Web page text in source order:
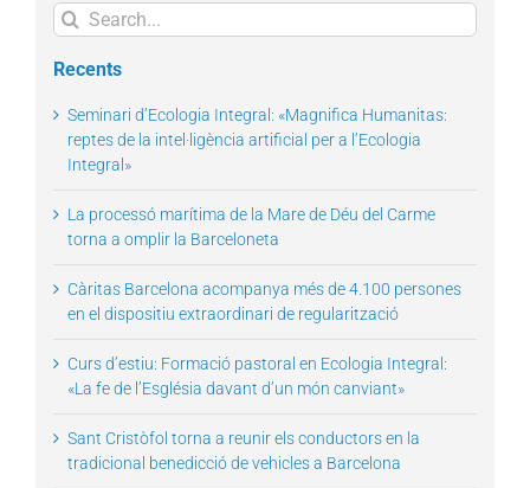
Search
for:
Recents
Seminari d’Ecologia Integral: «Magnifica Humanitas:
reptes de la intel·ligència artificial per a l’Ecologia
Integral»
La processó marítima de la Mare de Déu del Carme
torna a omplir la Barceloneta
Càritas Barcelona acompanya més de 4.100 persones
en el dispositiu extraordinari de regularització
Curs d’estiu: Formació pastoral en Ecologia Integral:
«La fe de l’Església davant d’un món canviant»
Sant Cristòfol torna a reunir els conductors en la
tradicional benedicció de vehicles a Barcelona